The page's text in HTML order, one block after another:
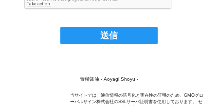
青柳醤油 - Aoyagi Shoyu -
当サイトでは、通信情報の暗号化と実在性の証明のため、GMOグロ
ーバルサイン株式会社のSSLサーバ証明書を使用しております。 セ